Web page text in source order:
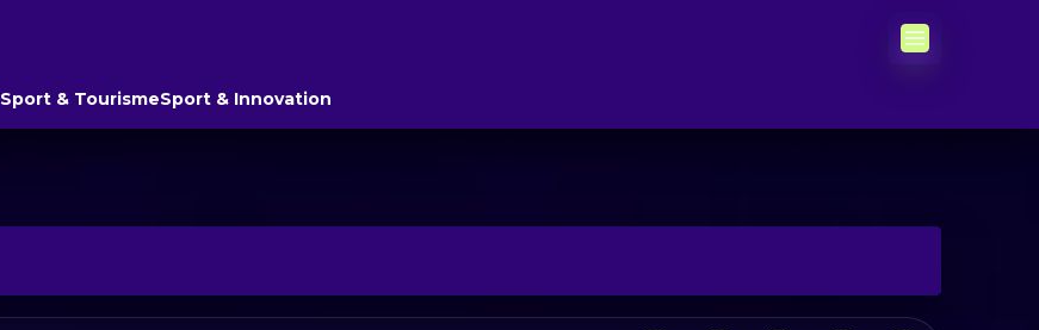
Sport & TourismeSport & Innovation